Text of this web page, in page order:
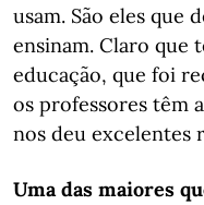
usam. São eles que
ensinam. Claro que
educação, que foi
os professores têm
nos deu excelentes
Uma das maiores